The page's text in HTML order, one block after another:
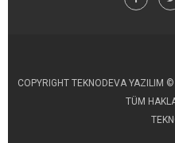
COPYRIGHT TEKNODEVA YAZILIM
TÜM